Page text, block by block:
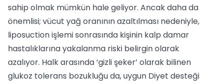
sahip olmak mümkün hale geliyor. Ancak daha da
önemlisi; vücut yağ oranının azaltılması nedeniyle,
liposuction işlemi sonrasında kişinin kalp damar
hastalıklarına yakalanma riski belirgin olarak
azalıyor. Halk arasında ‘gizli şeker’ olarak bilinen
glukoz tolerans bozukluğu da, uygun Diyet desteği